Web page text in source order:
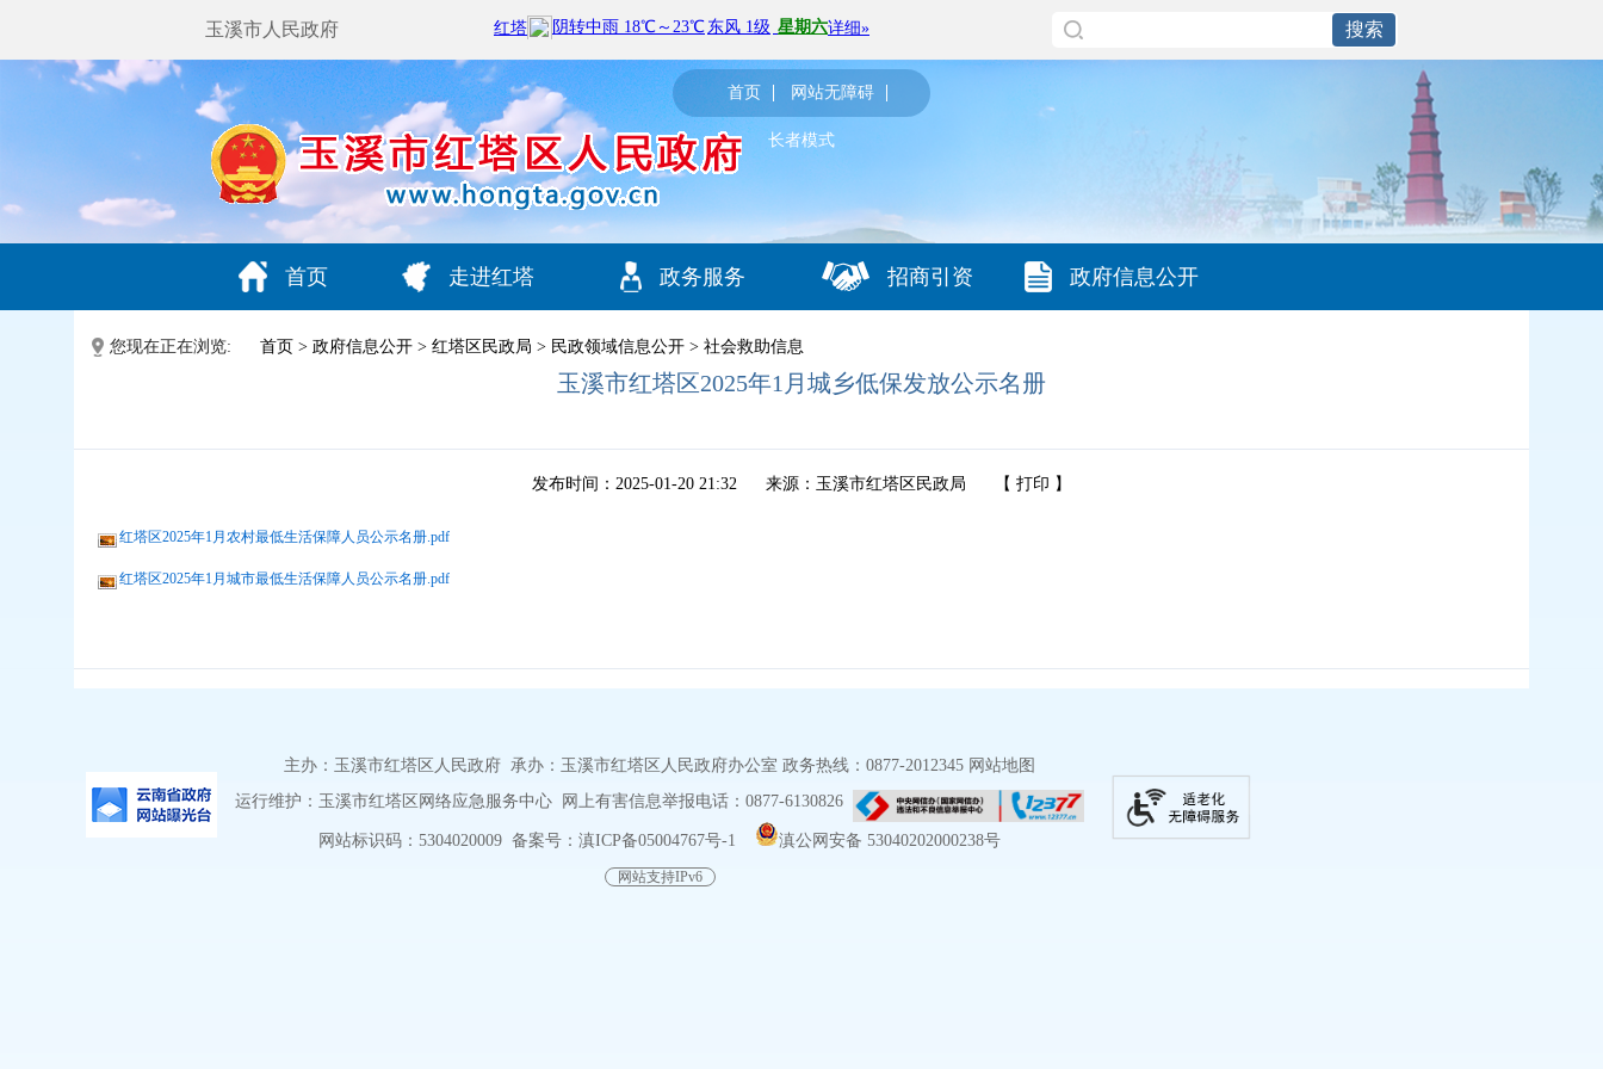
玉溪市人民政府
首页 网站无障碍
长者模式
首页 走进红塔 政务服务 招商引资 政府信息公开
您现在正在浏览: 首页 > 政府信息公开 > 红塔区民政局 > 民政领域信息公开 > 社会救助信息
玉溪市红塔区2025年1月城乡低保发放公示名册
发布时间：2025-01-20 21:32 来源：玉溪市红塔区民政局 【 打印 】
红塔区2025年1月农村最低生活保障人员公示名册.pdf
红塔区2025年1月城市最低生活保障人员公示名册.pdf
主办：玉溪市红塔区人民政府 承办：玉溪市红塔区人民政府办公室 政务热线：0877-2012345 网站地图
运行维护：玉溪市红塔区网络应急服务中心 网上有害信息举报电话：0877-6130826
网站标识码：5304020009备案号：滇ICP备05004767号-1 滇公网安备 53040202000238号
网站支持IPv6